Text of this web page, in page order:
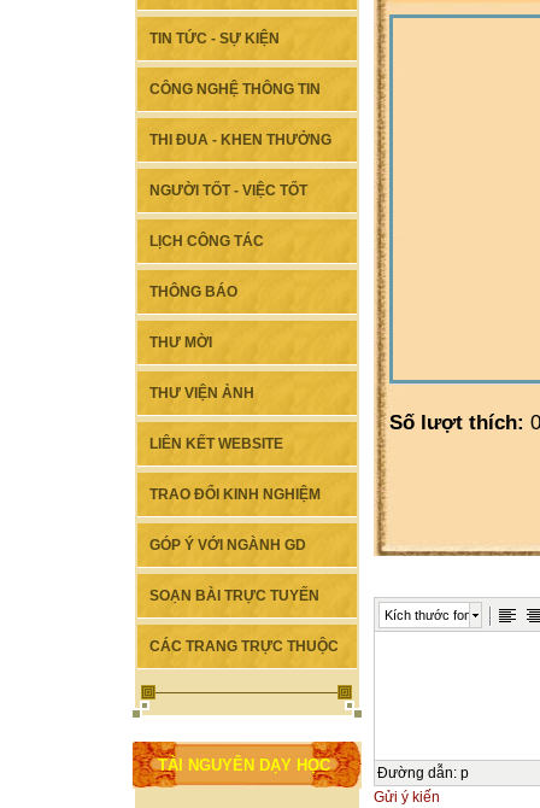
TIN TỨC - SỰ KIỆN
CÔNG NGHỆ THÔNG TIN
THI ĐUA - KHEN THƯỞNG
NGƯỜI TỐT - VIỆC TỐT
LỊCH CÔNG TÁC
THÔNG BÁO
THƯ MỜI
THƯ VIỆN ẢNH
LIÊN KẾT WEBSITE
TRAO ĐỔI KINH NGHIỆM
GÓP Ý VỚI NGÀNH GD
SOẠN BÀI TRỰC TUYẾN
CÁC TRANG TRỰC THUỘC
TÀI NGUYÊN DẠY HỌC
Số lượt thích:
Kích thước font
Đường dẫn: p
Gửi ý kiến